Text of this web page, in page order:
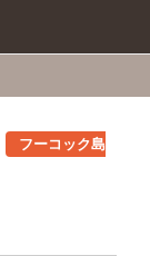
フーコック島